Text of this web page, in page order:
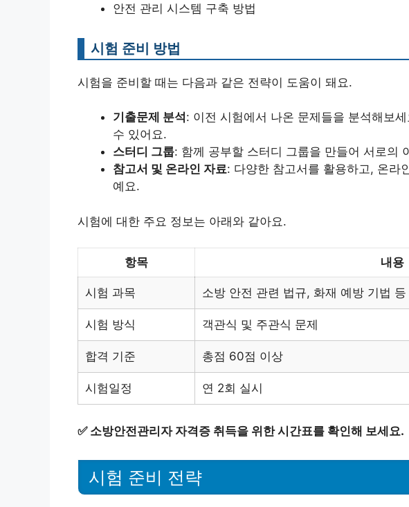
안전 관리 시스템 구축 방법
시험 준비 방법
시험을 준비할 때는 다음과 같은 전략이 도움이 돼요.
기출문제 분석 : 이전 시험에서 나온 문제들을 분석해보
수 있어요.
스터디 그룹: 함께 공부할 스터디 그룹을 만들어 서로의
참고서 및 온라인 자료: 다양한 참고서를 활용하고, 온라
예요.
시험에 대한 주요 정보는 아래와 같아요.
항목 내용
시험 과목 소방 안전 관련 법규, 화재 예방 기법 등
시험 방식 객관식 및 주관식 문제
합격 기준 총점 60점 이상
시험일정 연 2회 실시
✅ 소방안전관리자 자격증 취득을 위한 시간표를 확인해 보세요.
시험 준비 전략